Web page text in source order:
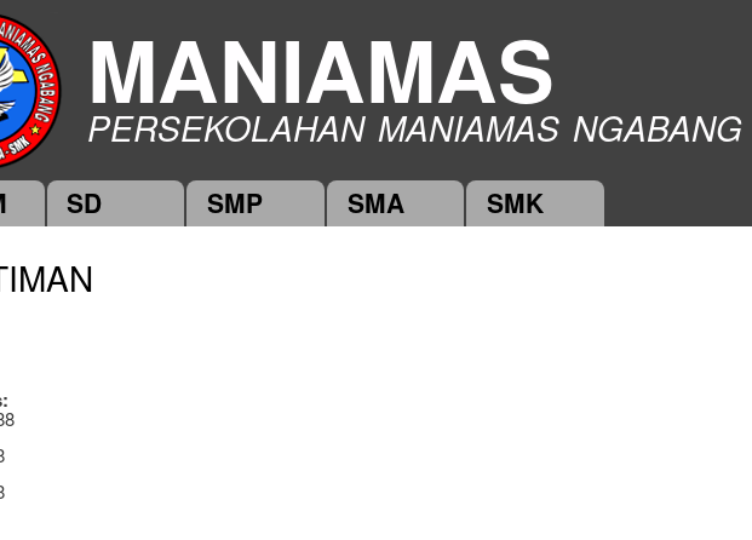
main
content
MANIAMAS
PERSEKOLAHAN MANIAMAS NGABANG
SD SMP SMA SMK